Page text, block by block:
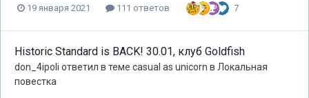
19 января 2021 111 ответов 7
Historic Standard is BACK! 30.01, клуб Goldfish
don_4ipoli ответил в теме casual as unicorn в Локальная
повестка